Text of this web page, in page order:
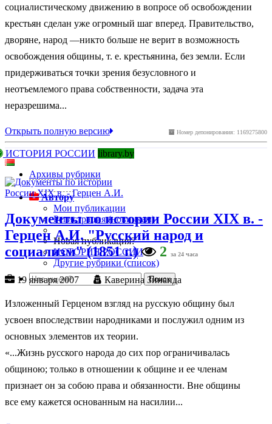
социалистическому движению в вопросе об освобождении
крестьян сделан уже огромный шаг вперед. Правительство,
дворяне, народ —никто больше не верит в возможность
освобождения общины, т. е. крестьянина, без земли. Если
придерживаться точки зрения безусловного и
неотъемлемого права собственности, задача эта
неразрешима...
Номер депонирования: 1169275800
Открыть полную версию
ИСТОРИЯ РОССИИ library.by
Архивы рубрики
Автору
Мои публикации
Регистрация (новичкам)
Новая публикация?
ИСТОРИЯ РОССИИ
Другие рубрики (список)
Документы по истории России XIX в. -
Герцен А.И. "Русский народ и
социализм" (1851 г.)
2 за 24 часа
19 января 2007 Каверина Зинаида
Изложенный Герценом взгляд на русскую общину был
усвоен впоследствии народниками и послужил одним из
основных элементов их теории.
«...Жизнь русского народа до сих пор ограничивалась
общиною; только в отношении к общине и ее членам
признает он за собою права и обязанности. Вне общины
все ему кажется основанным на насилии...